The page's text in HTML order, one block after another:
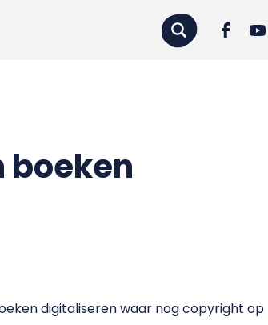
boeken
digitaliseren waar nog copyright op